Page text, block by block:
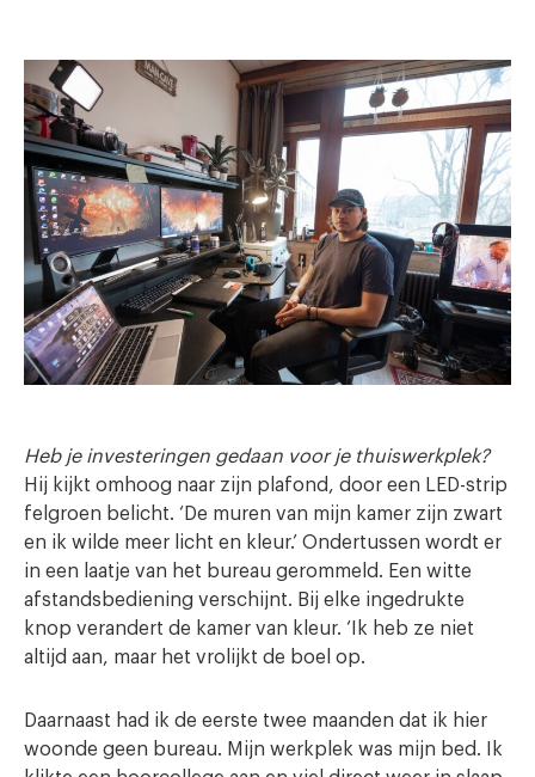
Heb je investeringen gedaan voor je thuiswerkplek?
Hij kijkt omhoog naar zijn plafond, door een LED-strip
felgroen belicht. ‘De muren van mijn kamer zijn zwart
en ik wilde meer licht en kleur.’ Ondertussen wordt er
in een laatje van het bureau gerommeld. Een witte
afstandsbediening verschijnt. Bij elke ingedrukte
knop verandert de kamer van kleur. ‘Ik heb ze niet
altijd aan, maar het vrolijkt de boel op.
Daarnaast had ik de eerste twee maanden dat ik hier
woonde geen bureau. Mijn werkplek was mijn bed. Ik